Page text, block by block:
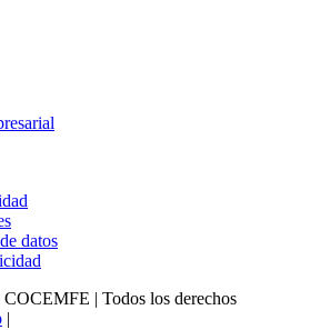
datos
| Todos los derechos